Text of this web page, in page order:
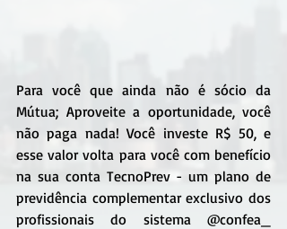
Para você que ainda não é sócio da
Mútua; Aproveite a oportunidade, você
não paga nada! Você investe R$ 50, e
esse valor volta para você com benefício
na sua conta TecnoPrev - um plano de
previdência complementar exclusivo dos